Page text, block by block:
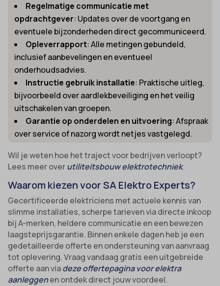
Regelmatige communicatie met
opdrachtgever: Updates over de voortgang en
eventuele bijzonderheden direct gecommuniceerd.
Opleverrapport: Alle metingen gebundeld,
inclusief aanbevelingen en eventueel
onderhoudsadvies.
Instructie gebruik installatie: Praktische uitleg,
bijvoorbeeld over aardlekbeveiliging en het veilig
uitschakelen van groepen.
Garantie op onderdelen en uitvoering: Afspraak
over service of nazorg wordt netjes vastgelegd.
Wil je weten hoe het traject voor bedrijven verloopt?
Lees meer overutiliteitsbouw elektrotechniek.
Waarom kiezen voor SA Elektro Experts?
Gecertificeerde elektriciens met actuele kennis van
slimme installaties, scherpe tarieven via directe inkoop
bij A-merken, heldere communicatie en een bewezen
laagsteprijsgarantie. Binnen enkele dagen heb je een
gedetailleerde offerte en ondersteuning van aanvraag
tot oplevering. Vraag vandaag gratis een uitgebreide
offerte aan viadeze offertepagina voor elektra
aanleggenen ontdek direct jouw voordeel.